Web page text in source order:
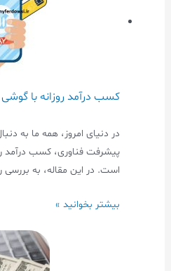
کسب درآمد روزانه با گوشی
در دنیای امروز، همه ما به
پیشرفت فناوری، کسب درآمد
است. در این مقاله، به
بیشتر بخوانید »